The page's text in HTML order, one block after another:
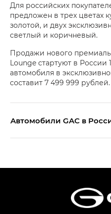
Для российских
предложен в трех цветах
золотой, и двух
светлый и коричневый.
Продажи нового
Lounge стартуют в России
автомобиля в
составит 7 499 999 рублей.
Aвтомобили GAC в
Эс Икс ПРЕМИУМ — SX
S7 — Эс 7 (S7) в
Эс Икс ПРЕМИУМ — SX